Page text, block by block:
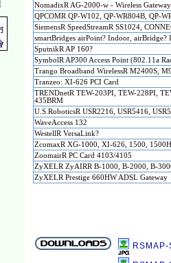
NomadixR AG-2000-w - Wireless
QPCOMR QP-W102, QP-WR804B, QP-
SiemensR SpeedStreamR SS1024,
smartBridges airPoint? Indoor, airBridge?
SputnikR AP 160?
SymbolR AP300 Access Point (802.11a
Trango Broadband WirelessR M2400S,
Tranzeo: XI-626 PCI Card
TRENDnetR TEW-203PI, TEW-228PI,
435BRM
U.S.RoboticsR USR2216, USR5416,
WaveAccess 132
WestellR VersaLink?
ZcomaxR XG-1000, XI-626, 1500,
ZoomairR PC Card 4103/4105
ZyXELR ZyAIRR B-1000, B-2000, B-
ZyXELR Prestige 660HW ADSL Gateway